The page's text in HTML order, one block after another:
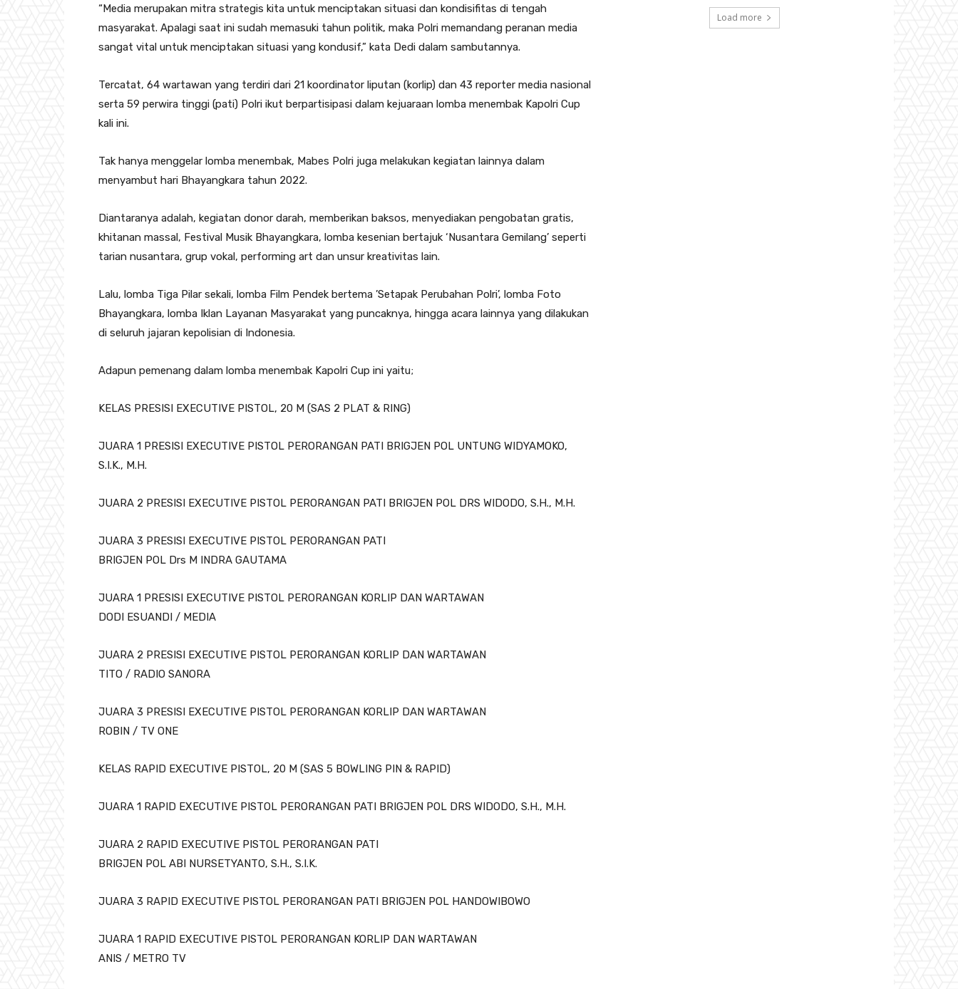
“Media merupakan mitra strategis kita untuk menciptakan situasi dan kondisifitas di tengah
masyarakat. Apalagi saat ini sudah memasuki tahun politik, maka Polri memandang peranan media
sangat vital untuk menciptakan situasi yang kondusif,” kata Dedi dalam sambutannya.
Tercatat, 64 wartawan yang terdiri dari 21 koordinator liputan (korlip) dan 43 reporter media nasional
serta 59 perwira tinggi (pati) Polri ikut berpartisipasi dalam kejuaraan lomba menembak Kapolri Cup
kali ini.
Tak hanya menggelar lomba menembak, Mabes Polri juga melakukan kegiatan lainnya dalam
menyambut hari Bhayangkara tahun 2022.
Diantaranya adalah, kegiatan donor darah, memberikan baksos, menyediakan pengobatan gratis,
khitanan massal, Festival Musik Bhayangkara, lomba kesenian bertajuk ‘Nusantara Gemilang’ seperti
tarian nusantara, grup vokal, performing art dan unsur kreativitas lain.
Lalu, lomba Tiga Pilar sekali, lomba Film Pendek bertema ’Setapak Perubahan Polri’, lomba Foto
Bhayangkara, lomba Iklan Layanan Masyarakat yang puncaknya, hingga acara lainnya yang dilakukan
di seluruh jajaran kepolisian di Indonesia.
Adapun pemenang dalam lomba menembak Kapolri Cup ini yaitu;
KELAS PRESISI EXECUTIVE PISTOL, 20 M (SAS 2 PLAT & RING)
JUARA 1 PRESISI EXECUTIVE PISTOL PERORANGAN PATI BRIGJEN POL UNTUNG WIDYAMOKO,
S.I.K., M.H.
JUARA 2 PRESISI EXECUTIVE PISTOL PERORANGAN PATI BRIGJEN POL DRS WIDODO, S.H., M.H.
JUARA 3 PRESISI EXECUTIVE PISTOL PERORANGAN PATI
BRIGJEN POL Drs M INDRA GAUTAMA
JUARA 1 PRESISI EXECUTIVE PISTOL PERORANGAN KORLIP DAN WARTAWAN
DODI ESUANDI / MEDIA
JUARA 2 PRESISI EXECUTIVE PISTOL PERORANGAN KORLIP DAN WARTAWAN
TITO / RADIO SANORA
JUARA 3 PRESISI EXECUTIVE PISTOL PERORANGAN KORLIP DAN WARTAWAN
ROBIN / TV ONE
KELAS RAPID EXECUTIVE PISTOL, 20 M (SAS 5 BOWLING PIN & RAPID)
JUARA 1 RAPID EXECUTIVE PISTOL PERORANGAN PATI BRIGJEN POL DRS WIDODO, S.H., M.H.
JUARA 2 RAPID EXECUTIVE PISTOL PERORANGAN PATI
BRIGJEN POL ABI NURSETYANTO, S.H., S.I.K.
JUARA 3 RAPID EXECUTIVE PISTOL PERORANGAN PATI BRIGJEN POL HANDOWIBOWO
JUARA 1 RAPID EXECUTIVE PISTOL PERORANGAN KORLIP DAN WARTAWAN
ANIS / METRO TV
Load more